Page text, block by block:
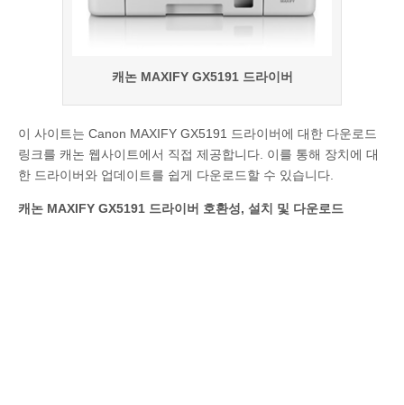
캐논 MAXIFY GX5191 드라이버
이 사이트는 Canon MAXIFY GX5191 드라이버에 대한 다운로드
링크를 캐논 웹사이트에서 직접 제공합니다. 이를 통해 장치에 대
한 드라이버와 업데이트를 쉽게 다운로드할 수 있습니다.
캐논 MAXIFY GX5191 드라이버 호환성, 설치 및 다운로드